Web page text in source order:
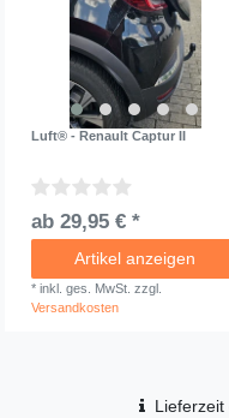
Luft® - Renault Captur II
ab 29,95 € *
Artikel anzeigen
* inkl. ges. MwSt. zzgl.
Versandkosten